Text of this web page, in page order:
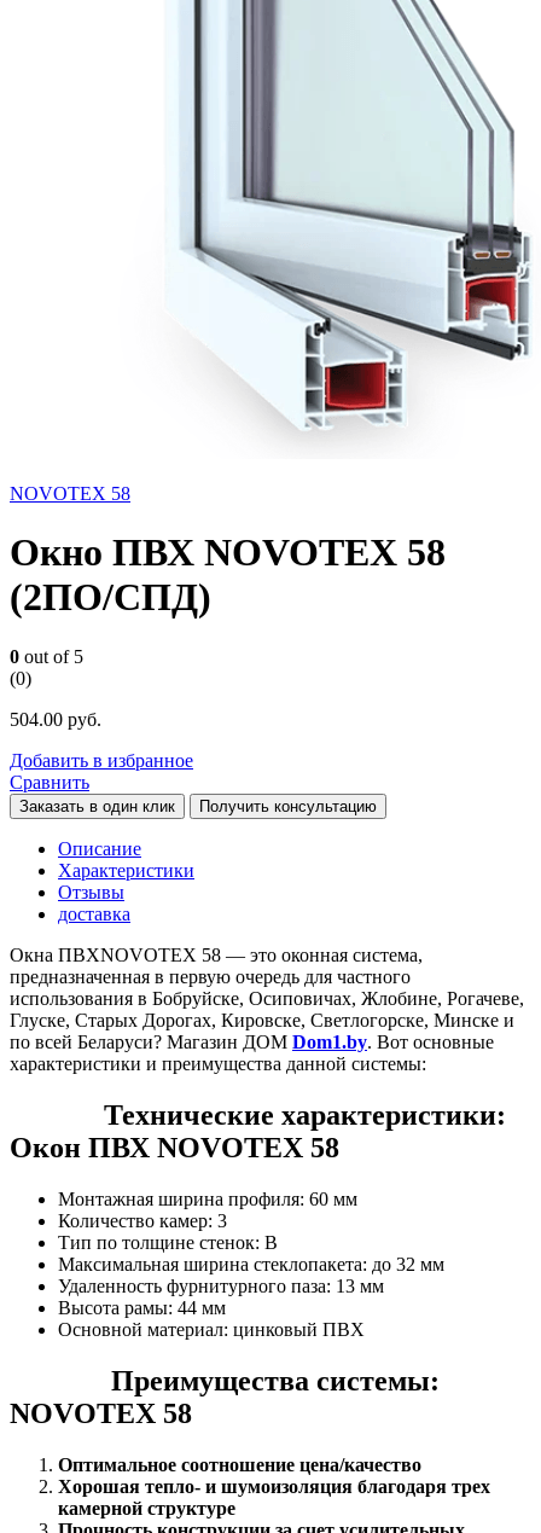
NOVOTEX 58
Окно ПВХ NOVOTEX 58
(2ПО/СПД)
0 out of 5
(0)
504.00 руб.
Добавить в избранное
Сравнить
Заказать в один клик Получить консультацию
Описание
Характеристики
Отзывы
доставка
Окна ПВХNOVOTEX 58 — это оконная система,
предназначенная в первую очередь для частного
использования в Бобруйске, Осиповичах, Жлобине, Рогачеве,
Глуске, Старых Дорогах, Кировске, Светлогорске, Минске и
по всей Беларуси? Магазин ДОМ Dom1.by. Вот основные
характеристики и преимущества данной системы:
Технические характеристики:
Окон ПВХ NOVOTEX 58
Монтажная ширина профиля: 60 мм
Количество камер: 3
Тип по толщине стенок: В
Максимальная ширина стеклопакета: до 32 мм
Удаленность фурнитурного паза: 13 мм
Высота рамы: 44 мм
Основной материал: цинковый ПВХ
Преимущества системы:
NOVOTEX 58
Оптимальное соотношение цена/качество
Хорошая тепло- и шумоизоляция благодаря трех
камерной структуре